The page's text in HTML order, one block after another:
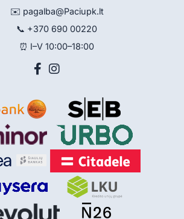
✉️ pagalba@Paciupk.lt
📞 +370 690 00220
⏰ I–V 10:00–18:00